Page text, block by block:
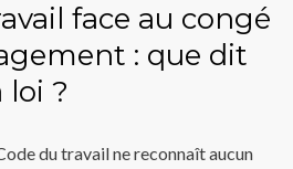
face au congé
: que dit
loi ?
du travail ne reconnaît aucun